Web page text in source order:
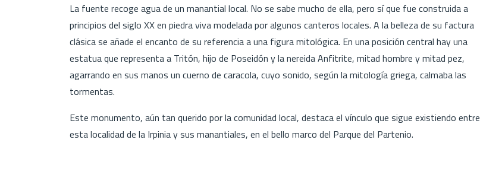
La fuente recoge agua de un manantial local. No se sabe mucho de ella, pero sí que fue construida a
principios del siglo XX en piedra viva modelada por algunos canteros locales. A la belleza de su factura
clásica se añade el encanto de su referencia a una figura mitológica. En una posición central hay una
estatua que representa a Tritón, hijo de Poseidón y la nereida Anfitrite, mitad hombre y mitad pez,
agarrando en sus manos un cuerno de caracola, cuyo sonido, según la mitología griega, calmaba las
tormentas.
Este monumento, aún tan querido por la comunidad local, destaca el vínculo que sigue existiendo entre
esta localidad de la Irpinia y sus manantiales, en el bello marco del Parque del Partenio.